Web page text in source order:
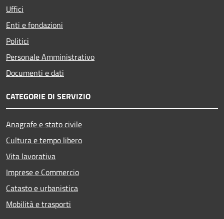
Uffici
Enti e fondazioni
Politici
Personale Amministrativo
Documenti e dati
CATEGORIE DI SERVIZIO
Anagrafe e stato civile
Cultura e tempo libero
Vita lavorativa
Imprese e Commercio
Catasto e urbanistica
Mobilità e trasporti